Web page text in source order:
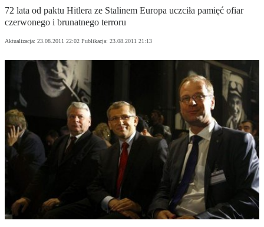
72 lata od paktu Hitlera ze Stalinem Europa uczciła pamięć ofiar
czerwonego i brunatnego terroru
Aktualizacja: 23.08.2011 22:02 Publikacja: 23.08.2011 21:13